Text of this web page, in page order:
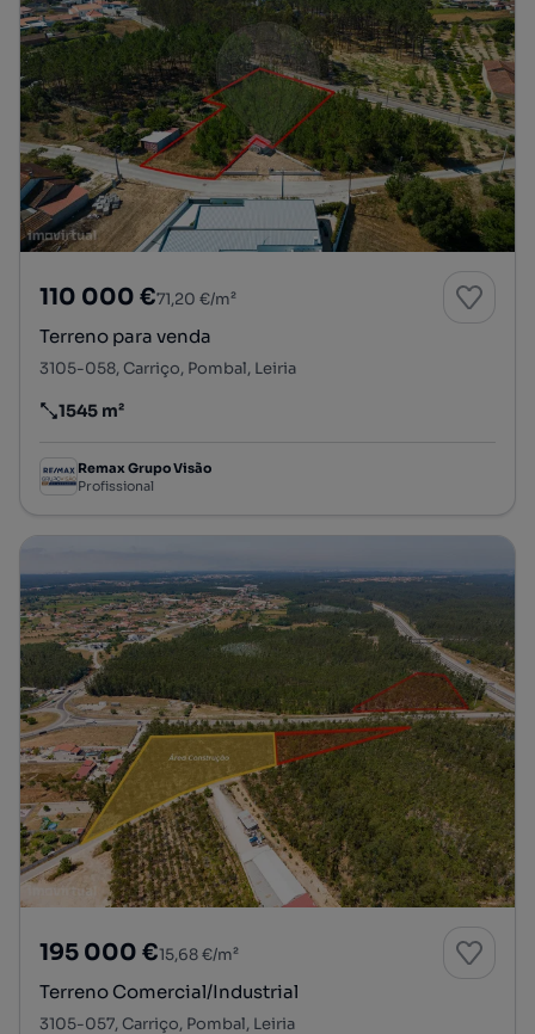
110 000 €71,20 €/m²
Terreno para venda
3105-058, Carriço, Pombal, Leiria
Preço por metro quadrado
1545 m²
Remax Grupo Visão
Profissional
195 000 €15,68 €/m²
Terreno Comercial/Industrial
3105-057, Carriço, Pombal, Leiria